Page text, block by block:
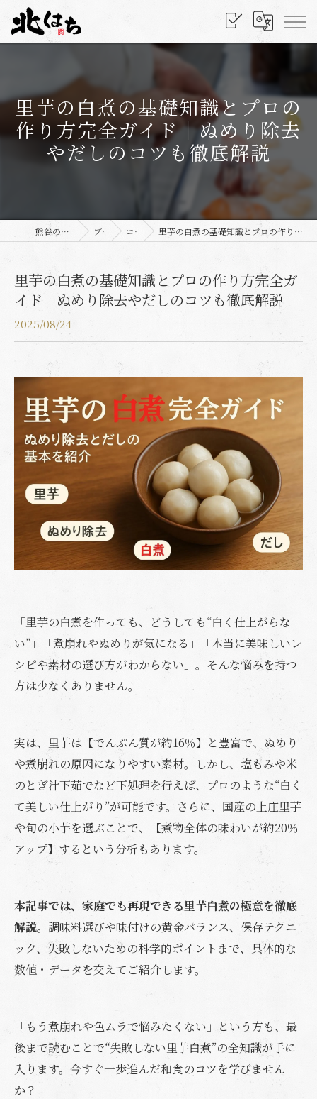
里芋の白煮の基礎知識とプロの
作り方完全ガイド｜ぬめり除去
やだしのコツも徹底解説
熊谷の和食なら北はち ブログ コラム 里芋の白煮の基礎知識とプロの作り方完全ガイド｜ぬめり除去やだしのコツも徹底解説
里芋の白煮の基礎知識とプロの作り方完全ガ
イド｜ぬめり除去やだしのコツも徹底解説
2025/08/24
「里芋の白煮を作っても、どうしても“白く仕上がらな
い”」「煮崩れやぬめりが気になる」「本当に美味しいレ
シピや素材の選び方がわからない」。そんな悩みを持つ
方は少なくありません。
実は、里芋は【でんぷん質が約16％】と豊富で、ぬめり
や煮崩れの原因になりやすい素材。しかし、塩もみや米
のとぎ汁下茹でなど下処理を行えば、プロのような“白く
て美しい仕上がり”が可能です。さらに、国産の上庄里芋
や旬の小芋を選ぶことで、【煮物全体の味わいが約20％
アップ】するという分析もあります。
本記事では、家庭でも再現できる里芋白煮の極意を徹底
解説。 調味料選びや味付けの黄金バランス、保存テクニ
ック、失敗しないための科学的ポイントまで、具体的な
数値・データを交えてご紹介します。
「もう煮崩れや色ムラで悩みたくない」という方も、最
後まで読むことで“失敗しない里芋白煮”の全知識が手に
入ります。今すぐ一歩進んだ和食のコツを学びません
か？